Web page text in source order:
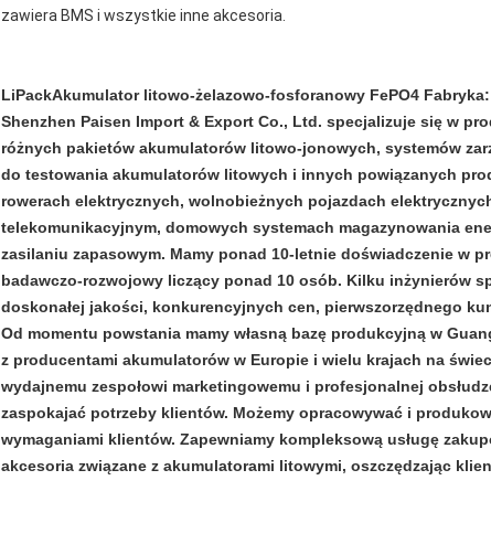
zawiera BMS i wszystkie inne akcesoria.
LiPackAkumulator litowo-żelazowo-fosforanowy FePO4 Fabryka:
Shenzhen Paisen Import & Export Co., Ltd. specjalizuje się w
różnych pakietów akumulatorów litowo-jonowych, systemów
do testowania akumulatorów litowych i innych powiązanych
rowerach elektrycznych, wolnobieżnych pojazdach
telekomunikacyjnym, domowych systemach magazynowania
zasilaniu zapasowym. Mamy ponad 10-letnie doświadczenie w
badawczo-rozwojowy liczący ponad 10 osób. Kilku inżynierów
doskonałej jakości, konkurencyjnych cen, pierwszorzędnego
Od momentu powstania mamy własną bazę produkcyjną w
z producentami akumulatorów w Europie i wielu krajach na
wydajnemu zespołowi marketingowemu i profesjonalnej
zaspokajać potrzeby klientów. Możemy opracowywać i
wymaganiami klientów. Zapewniamy kompleksową usługę
akcesoria związane z akumulatorami litowymi, oszczędzając